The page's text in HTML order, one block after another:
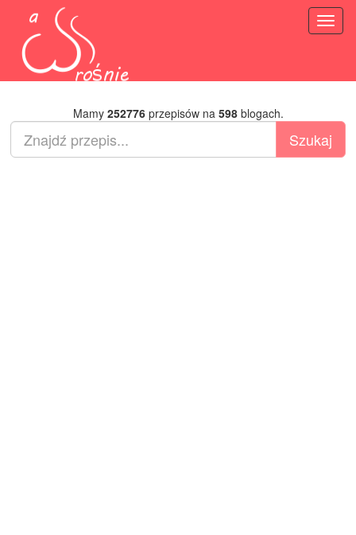
Mamy 252776przepisów na 598blogach.